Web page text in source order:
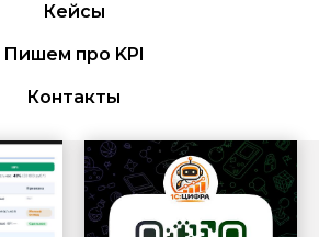
Кейсы
Пишем про KPI
Контакты